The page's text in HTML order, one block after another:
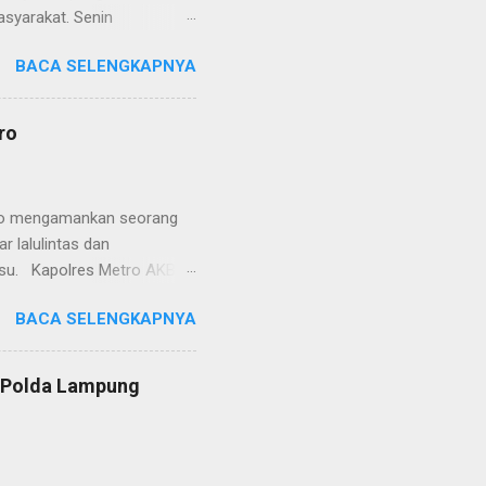
Senin
Kapolres Metro AKBP
memberikan
baik informasi
ketika telah
BACA SELENGKAPNYA
mengamankan seorang
lalulintas dan
Kapolres Metro AKBP
Taqwa, Jalan AH
Polres Metro
tepatnya di TL Taqwa
bongkar muat tepung
BACA SELENGKAPNYA
Lampung